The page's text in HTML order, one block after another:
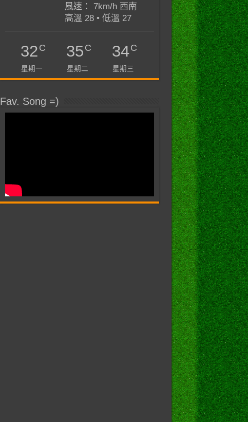
風速： 7km/h 西南
高溫 28 • 低溫 27
32C
星期一
35C
星期二
34C
星期三
Fav. Song =)